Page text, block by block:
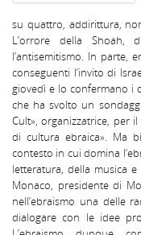
su quattro, addirittura,
L’orrore della Shoah,
l’antisemitismo. In parte,
conseguenti l’invito di
giovedì e lo confermano i
che ha svolto un
Cult», organizzatrice, per
di cultura ebraica». Ma
contesto in cui domina
letteratura, della musica
Monaco, presidente di
nell’ebraismo una delle
dialogare con le idee